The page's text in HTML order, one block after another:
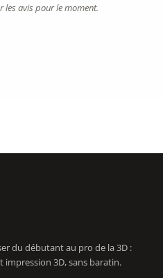
les avis pour le moment.
du débutant au pro de la 3D :
impression 3D, sans baratin.